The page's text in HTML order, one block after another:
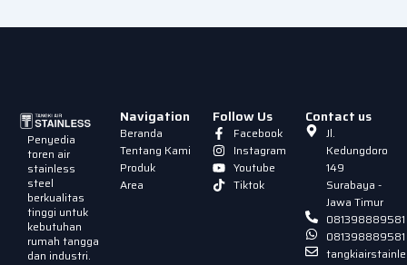
Penyedia
toren air
stainless
steel
berkualitas
tinggi untuk
kebutuhan
rumah tangga
dan industri.
Navigation
Beranda
Tentang Kami
Produk
Area
Follow Us
Facebook
Instagram
Youtube
Tiktok
Contact us
Jl.
Kedungdoro
149
Surabaya -
Jawa Timur
081398889581
081398889581